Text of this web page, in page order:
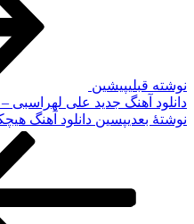
نوشته قبلیپیشین
دانلود آهنگ جدید علی لهراسبی
نوشته‌ٔ بعدیپسین دانلود آهنگ